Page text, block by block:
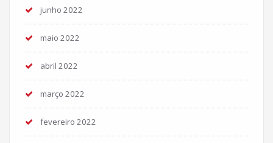
junho 2022
maio 2022
abril 2022
março 2022
fevereiro 2022